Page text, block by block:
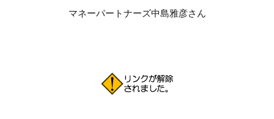
マネーパートナーズ中島雅彦さん